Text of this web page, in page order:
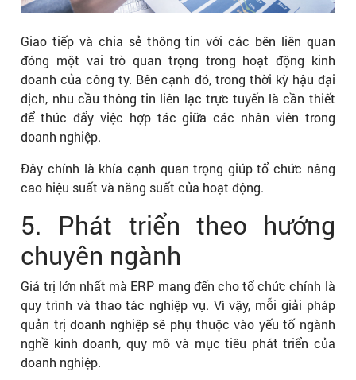
Giao tiếp và chia sẻ thông tin với các bên liên quan
đóng một vai trò quan trọng trong hoạt động kinh
doanh của công ty. Bên cạnh đó, trong thời kỳ hậu đại
dịch, nhu cầu thông tin liên lạc trực tuyến là cần thiết
để thúc đẩy việc hợp tác giữa các nhân viên trong
doanh nghiệp.
Đây chính là khía cạnh quan trọng giúp tổ chức nâng
cao hiệu suất và năng suất của hoạt động.
5. Phát triển theo hướng
chuyên ngành
Giá trị lớn nhất mà ERP mang đến cho tổ chức chính là
quy trình và thao tác nghiệp vụ. Vì vậy, mỗi giải pháp
quản trị doanh nghiệp sẽ phụ thuộc vào yếu tố ngành
nghề kinh doanh, quy mô và mục tiêu phát triển của
doanh nghiệp.